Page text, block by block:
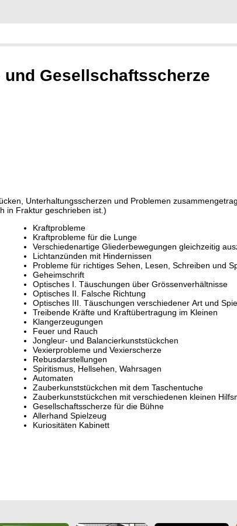
Gesellschaftsscherze
Unterhaltungsscherzen und Problemen
in Fraktur geschrieben ist.)
Kraftprobleme
Kraftprobleme für die Lunge
Verschiedenartige Gliederbewegungen gleichzeitig
Lichtanzünden mit Hindernissen
Probleme für richtiges Sehen, Lesen, Schreiben und
Geheimschrift
Optisches I. Täuschungen über Grössenverhältnisse
Optisches II. Falsche Richtung
Optisches III. Täuschungen verschiedener Art und
Treibende Kräfte und Kraftübertragung im Kleinen
Klangerzeugungen
Feuer und Rauch
Jongleur- und Balancierkunststückchen
Vexierprobleme und Vexierscherze
Rebusdarstellungen
Spiritismus, Hellsehen, Wahrsagen
Automaten
Zauberkunststückchen mit dem Taschentuche
Zauberkunststückchen mit verschiedenen kleinen
Gesellschaftsscherze für die Bühne
Allerhand Spielzeug
Kuriositäten Kabinett